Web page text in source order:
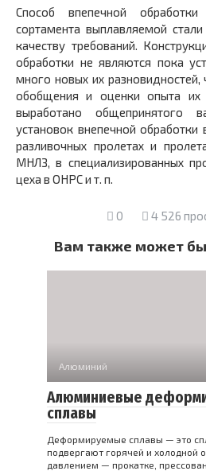
Способ впепечной
сортамента выплавляемой
качеству требований.
обработки не являются пока
много новых их разновидностей,
обобщения и оценки опыта их
выработано общепринятого
установок внепечной
разливочных пролетах и
МНЛЗ, в специализированных
цеха в ОНРС и т. п.
0 4 526
Вам также может
Алюминий
Алюминиевые
сплавы
Деформируемые сплавы — это
подвергают горячей и холодной
давлением — прокатке,